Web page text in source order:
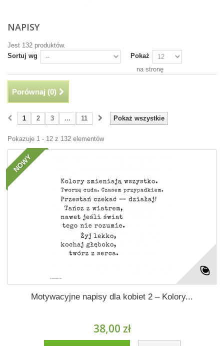
NAPISY
Jest 132 produktów.
Sortuj wg
Pokaż
na stronę
Porównaj (0)
Pokaż wszystkie
1 2 3 ... 11
Pokazuje 1 - 12 z 132 elementów
NOWY
Motywacyjne napisy dla kobiet 2 – Kolory...
38,00 zł